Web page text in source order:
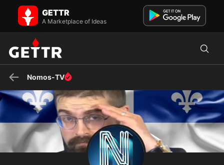
Nomos-TV on GETTR - Profile and Posts
1re webtélé patriote du Québec avec @acormierd, @plamondon73
et @SebdeC
GETTR
A Marketplace of Ideas
Nomos-TV